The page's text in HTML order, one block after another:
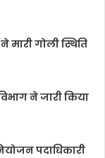
गोली स्थिति
ने जारी किया
पदाधिकारी